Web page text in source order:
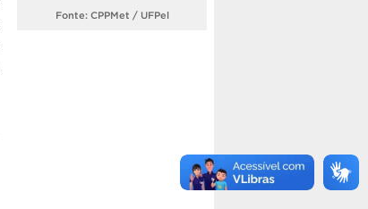
Fonte: CPPMet / UFPel